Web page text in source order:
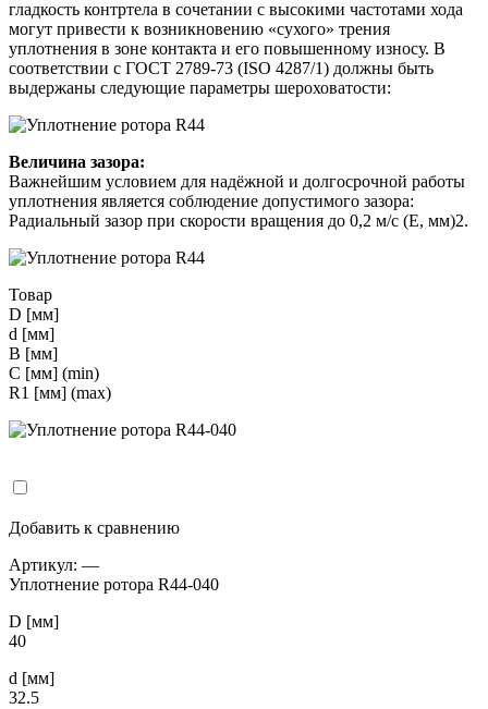
гладкость контртела в сочетании с высокими частотами хода
могут привести к возникновению «сухого» трения
уплотнения в зоне контакта и его повышенному износу. В
соответствии с ГОСТ 2789-73 (ISO 4287/1) должны быть
выдержаны следующие параметры шероховатости:
Величина зазора:
Важнейшим условием для надёжной и долгосрочной работы
уплотнения является соблюдение допустимого зазора:
Радиальный зазор при скорости вращения до 0,2 м/с (Е, мм)2.
Товар
D [мм]
d [мм]
B [мм]
С [мм] (min)
R1 [мм] (max)
Добавить к сравнению
Артикул: —
Уплотнение ротора R44-040
D [мм]
40
d [мм]
32.5